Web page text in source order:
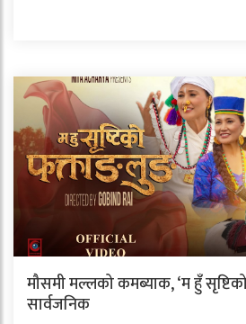
मौसमी मल्लको कमब्याक, ‘म हुँ
सार्वजनिक